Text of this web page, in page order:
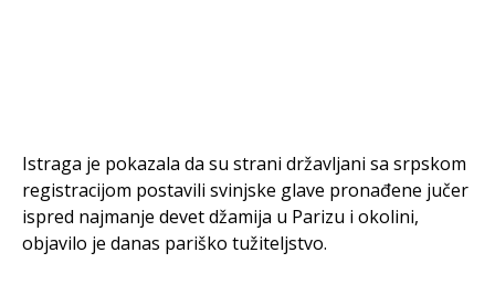
Istraga je pokazala da su strani državljani sa srpskom
registracijom postavili svinjske glave pronađene jučer
ispred najmanje devet džamija u Parizu i okolini,
objavilo je danas pariško tužiteljstvo.